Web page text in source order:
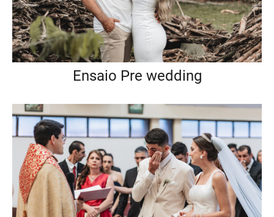
Ensaio Pre wedding